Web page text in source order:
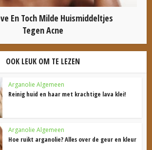
En Toch Milde Huismiddeltjes
Tegen Acne
OOK LEUK OM TE LEZEN
Arganolie Algemeen
Reinig huid en haar met krachtige lava klei!
Arganolie Algemeen
Hoe ruikt arganolie? Alles over de geur en kleur